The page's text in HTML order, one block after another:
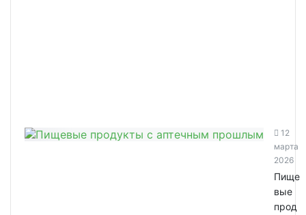
12
марта
2026
Пище
вые
прод